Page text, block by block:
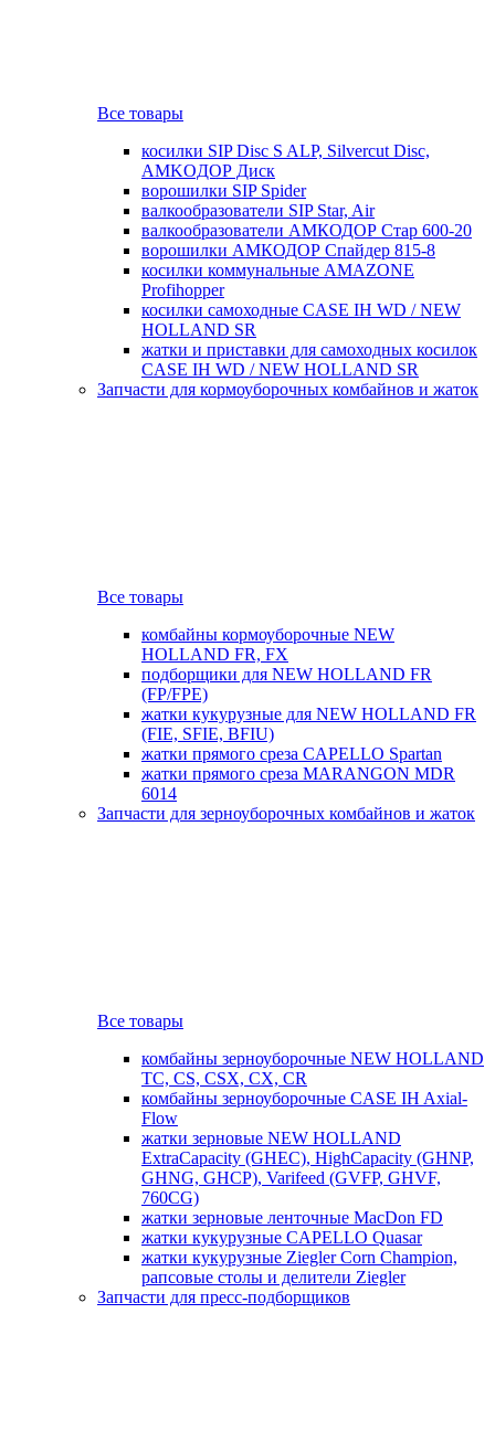
Все товары
косилки SIP Disc S ALP, Silvercut Disc,
AMKOДОР Диск
ворошилки SIP Spider
валкообразователи SIP Star, Air
валкообразователи АМКОДОР Стар 600-20
ворошилки АМКОДОР Спайдер 815-8
косилки коммунальные AMAZONE
Profihopper
косилки самоходные CASE IH WD / NEW
HOLLAND SR
жатки и приставки для самоходных косилок
CASE IH WD / NEW HOLLAND SR
Запчасти для кормоуборочных комбайнов и жаток
Все товары
комбайны кормоуборочные NEW
HOLLAND FR, FX
подборщики для NEW HOLLAND FR
(FP/FPE)
жатки кукурузные для NEW HOLLAND FR
(FIE, SFIE, BFIU)
жатки прямого среза CAPELLO Spartan
жатки прямого среза MARANGON MDR
6014
Запчасти для зерноуборочных комбайнов и жаток
Все товары
комбайны зерноуборочные NEW HOLLAND
TC, CS, CSX, CX, CR
комбайны зерноуборочные CASE IH Axial-
Flow
жатки зерновые NEW HOLLAND
ExtraCapacity (GHEC), HighCapacity (GHNP,
GHNG, GHCP), Varifeed (GVFP, GHVF,
760CG)
жатки зерновые ленточные MacDon FD
жатки кукурузные CAPELLO Quasar
жатки кукурузные Ziegler Corn Champion,
рапсовые столы и делители Ziegler
Запчасти для пресс-подборщиков